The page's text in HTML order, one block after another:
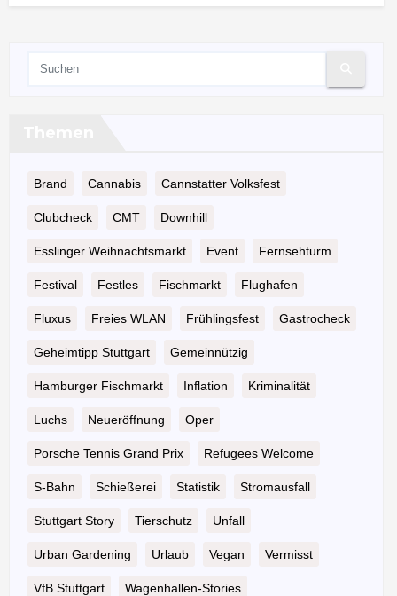
Brand Cannabis Cannstatter Volksfest
Clubcheck CMT Downhill
Esslinger Weihnachtsmarkt Event Fernsehturm
Festival Festles Fischmarkt Flughafen
Fluxus Freies WLAN Frühlingsfest Gastrocheck
Geheimtipp Stuttgart Gemeinnützig
Hamburger Fischmarkt Inflation Kriminalität
Luchs Neueröffnung Oper
Porsche Tennis Grand Prix Refugees Welcome
S-Bahn Schießerei Statistik Stromausfall
Stuttgart Story Tierschutz Unfall
Urban Gardening Urlaub Vegan Vermisst
VfB Stuttgart Wagenhallen-Stories